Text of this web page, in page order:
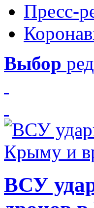
Пресс-
Выбор
ВСУ